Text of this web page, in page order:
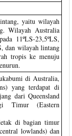
yaitu wilayah
Wilayah Australia
11ºLS-23,5ºLS,
dan wilayah lintang
tropis ke menuju
di Australia,
yang terdapat di
dari Queensland
Timur (Eastern
di bagian timur
lowlands) dan